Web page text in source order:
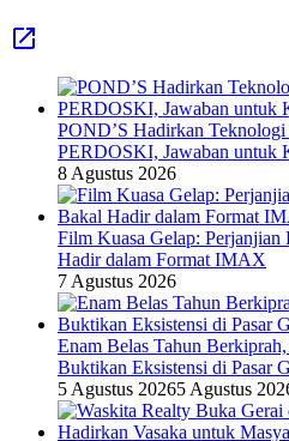
POND’S Hadirkan
PERDOSKI, Jawaban untuk
8 Agustus 2026
Film Kuasa Gelap: Perjanjian
Hadir dalam Format IMAX
7 Agustus 2026
Enam Belas Tahun
Buktikan Eksistensi di Pasar
5 Agustus 20265 Agustus